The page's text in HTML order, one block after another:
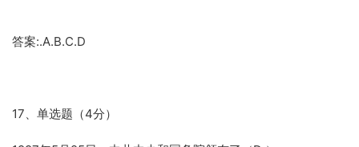
答案:.A.B.C.D
17、单选题（4分）